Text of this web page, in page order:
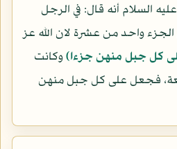
السلام أنه قال: في الرجل
واحد من عشرة لان الله عز
كل جبل منهن جزءا)وكانت
فجعل على كل جبل منهن